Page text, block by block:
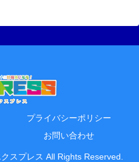
プライバシーポリシー
お問い合わせ
スプレス All Rights Reserved.